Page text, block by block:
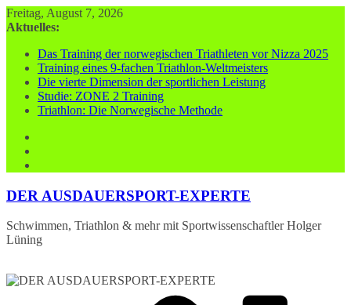
Zum
Inhalt
Freitag, August 7, 2026
Aktuelles:
Das Training der norwegischen Triathleten vor Nizza 2025
Training eines 9-fachen Triathlon-Weltmeisters
Die vierte Dimension der sportlichen Leistung
Studie: ZONE 2 Training
Triathlon: Die Norwegische Methode
DER AUSDAUERSPORT-EXPERTE
Schwimmen, Triathlon & mehr mit Sportwissenschaftler Holger
Lüning